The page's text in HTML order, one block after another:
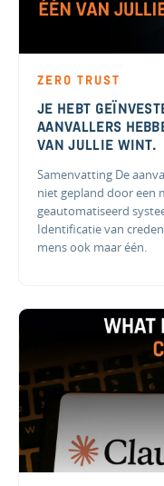
ZERO TRUST
JE HEBT
AANVALLERS
VAN JULLIE WINT.
Samenvatting De
niet gepland door een
geautomatiseerd
Identificatie van
mens ook maar één.